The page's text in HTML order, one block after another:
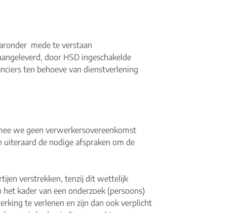
mede te verstaan
door HSD ingeschakelde
ten behoeve van dienstverlening
we geen verwerkersovereenkomst
de nodige afspraken om de
verstrekken, tenzij dit wettelijk
kader van een onderzoek (persoons)
te verlenen en zijn dan ook verplicht